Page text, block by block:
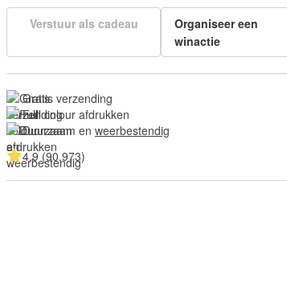
Verstuur als cadeau
Organiseer een
winactie
Gratis verzending
Full colour afdrukken
Duurzaam en weerbestendig
4.9 (90.973)